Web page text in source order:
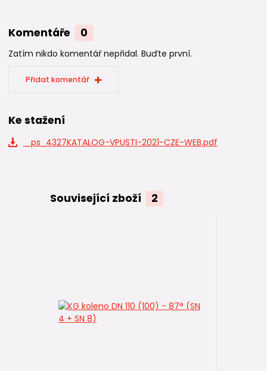
Komentáře 0
Zatím nikdo komentář nepřidal. Buďte první.
Přidat komentář
Ke stažení
_ps_4327KATALOG-VPUSTI-2021-CZE-WEB.pdf
Související zboží 2